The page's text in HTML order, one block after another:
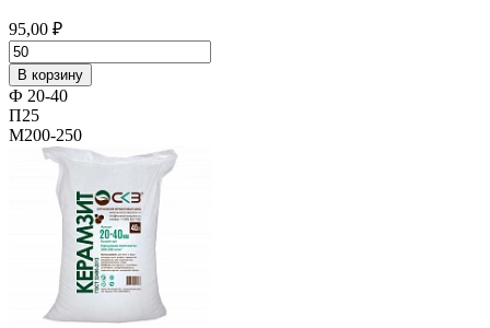
95,00 ₽
В корзину
Ф 20-40
П25
М200-250